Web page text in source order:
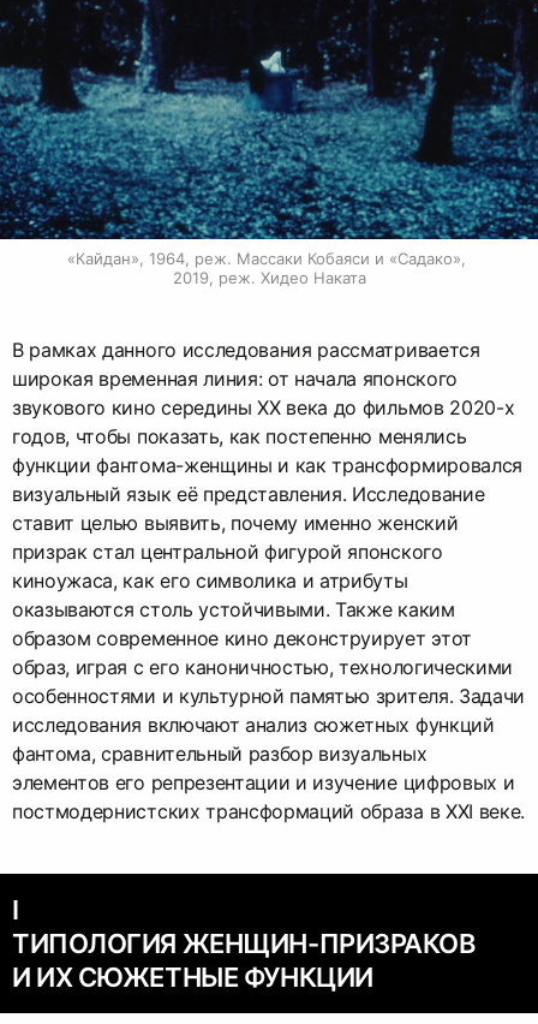
«Кайдан», 1964, реж. Массаки Кобаяси и «Садако»,
2019, реж. Хидео Наката
В рамках данного исследования рассматривается
широкая временная линия: от начала японского
звукового кино середины XX века до фильмов 2020-х
годов, чтобы показать, как постепенно менялись
функции фантома-женщины и как трансформировался
визуальный язык её представления. Исследование
ставит целью выявить, почему именно женский
призрак стал центральной фигурой японского
киноужаса, как его символика и атрибуты
оказываются столь устойчивыми. Также каким
образом современное кино деконструирует этот
образ, играя с его каноничностью, технологическими
особенностями и культурной памятью зрителя. Задачи
исследования включают анализ сюжетных функций
фантома, сравнительный разбор визуальных
элементов его репрезентации и изучение цифровых и
постмодернистских трансформаций образа в XXI веке.
I
ТИПОЛОГИЯ ЖЕНЩИН-ПРИЗРАКОВ
И ИХ СЮЖЕТНЫЕ ФУНКЦИИ